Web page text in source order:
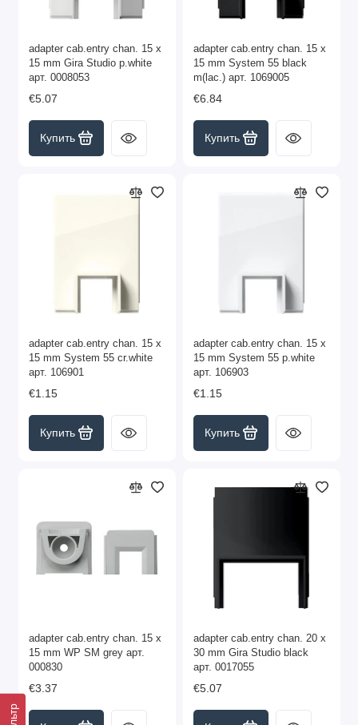
adapter cab.entry chan. 15 x
15 mm Gira Studio p.white
арт. 0008053
€5.07
Купить
adapter cab.entry chan. 15 x
15 mm System 55 black
m(lac.) арт. 1069005
€6.84
Купить
adapter cab.entry chan. 15 x
15 mm System 55 cr.white
арт. 106901
€1.15
Купить
adapter cab.entry chan. 15 x
15 mm System 55 p.white
арт. 106903
€1.15
Купить
adapter cab.entry chan. 15 x
15 mm WP SM grey арт.
000830
€3.37
adapter cab.entry chan. 20 x
30 mm Gira Studio black
арт. 0017055
€5.07